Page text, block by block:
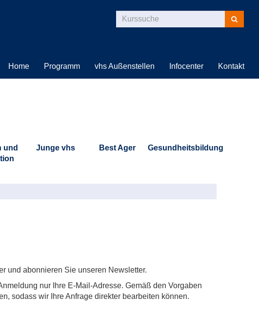
Kurse
suchen
Home Programm vhs Außenstellen Infocenter Kontakt
und
Junge vhs Best Ager Gesundheitsbildung
und abonnieren Sie unseren Newsletter.
nur Ihre E-Mail-Adresse. Gemäß den Vorgaben
sodass wir Ihre Anfrage direkter bearbeiten können.